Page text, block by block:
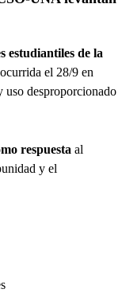
estudiantiles de la
el 28/9 en
uso desproporcionado
respuesta al
y el